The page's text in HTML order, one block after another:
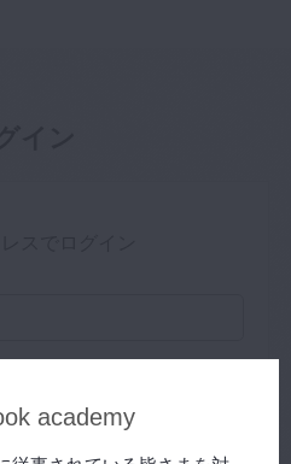
academy